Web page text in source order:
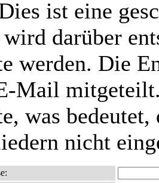
ist eine
darüber
werden. Die
Mail
was bedeutet,
nicht